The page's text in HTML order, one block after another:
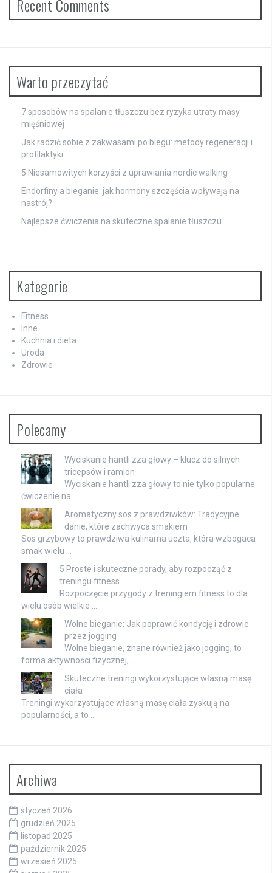
Recent Comments
Warto przeczytać
7 sposobów na spalanie tłuszczu bez ryzyka utraty masy
mięśniowej
Jak radzić sobie z zakwasami po biegu: metody regeneracji i
profilaktyki
5 Niesamowitych korzyści z uprawiania nordic walking
Endorfiny a bieganie: jak hormony szczęścia wpływają na
nastrój?
Najlepsze ćwiczenia na skuteczne spalanie tłuszczu
Kategorie
Fitness
Inne
Kuchnia i dieta
Uroda
Zdrowie
Polecamy
Wyciskanie hantli zza głowy – klucz do silnych
tricepsów i ramion
Wyciskanie hantli zza głowy to nie tylko popularne
ćwiczenie na …
Aromatyczny sos z prawdziwków: Tradycyjne
danie, które zachwyca smakiem
Sos grzybowy to prawdziwa kulinarna uczta, która wzbogaca
smak wielu …
5 Proste i skuteczne porady, aby rozpocząć z
treningu fitness
Rozpoczęcie przygody z treningiem fitness to dla
wielu osób wielkie …
Wolne bieganie: Jak poprawić kondycję i zdrowie
przez jogging
Wolne bieganie, znane również jako jogging, to
forma aktywności fizycznej, …
Skuteczne treningi wykorzystujące własną masę
ciała
Treningi wykorzystujące własną masę ciała zyskują na
popularności, a to …
Archiwa
styczeń 2026
grudzień 2025
listopad 2025
październik 2025
wrzesień 2025